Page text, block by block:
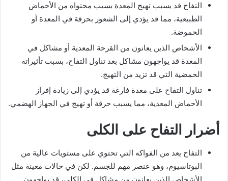
التفاح قد يسبب تهيج المعدة بسبب محتواه من الأحماض
الطبيعية، مما قد يؤدي إلى الشعور بحرقة في المعدة أو
الحموضة.
الأشخاص الذين يعانون من القرحة المعدية أو مشاكل في
المعدة قد يواجهون مشاكل بعد تناول التفاح، بسبب تأثيراته
الحمضية التي قد تزيد من التهيج.
تناول التفاح على معدة فارغة قد يؤدي إلى زيادة إفراز
الأحماض المعدية، مما يسبب حرقة أو تهيج في الجهاز الهضمي.
أضرار التفاح على الكلى
التفاح يعد من الفواكه التي تحتوي على مستويات عالية من
البوتاسيوم، وهو عنصر مهم للجسم. لكن في حالات معينة مثل
الأشخاص الذين يعانون من مشاكل في الكلى، قد يواجهون